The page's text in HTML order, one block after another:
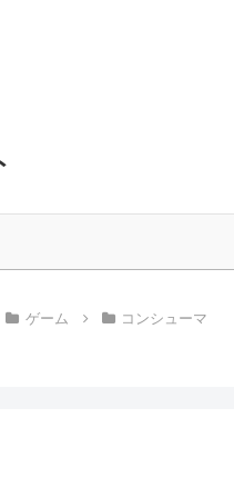
ゲーム コンシューマ